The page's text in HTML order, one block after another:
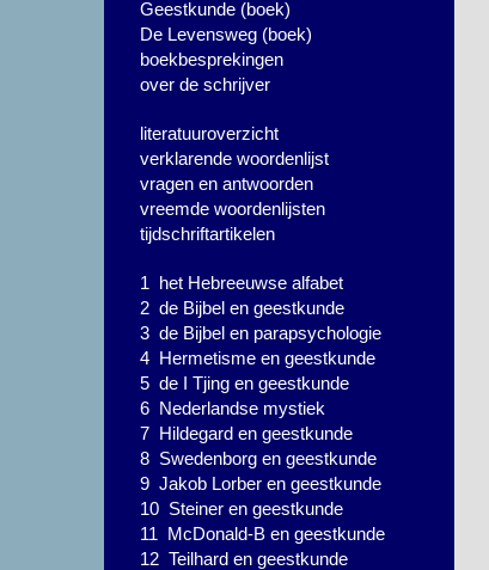
Geestkunde (boek)
De Levensweg (boek)
boekbesprekingen
over de schrijver
literatuuroverzicht
verklarende woordenlijst
vragen en antwoorden
vreemde woordenlijsten
tijdschriftartikelen
1 het Hebreeuwse alfabet
2 de Bijbel en geestkunde
3 de Bijbel en parapsychologie
4 Hermetisme en geestkunde
5 de I Tjing en geestkunde
6 Nederlandse mystiek
7 Hildegard en geestkunde
8 Swedenborg en geestkunde
9 Jakob Lorber en geestkunde
10 Steiner en geestkunde
11 McDonald-B en geestkunde
12 Teilhard en geestkunde